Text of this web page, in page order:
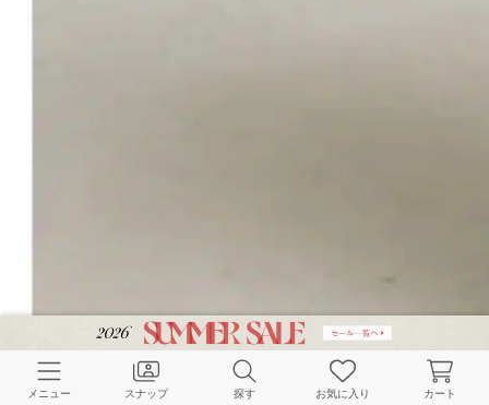
メニュー スナップ 探す お気に入り カート